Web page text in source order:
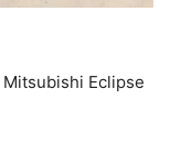
Mitsubishi Eclipse